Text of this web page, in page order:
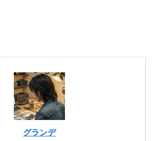
グランデ